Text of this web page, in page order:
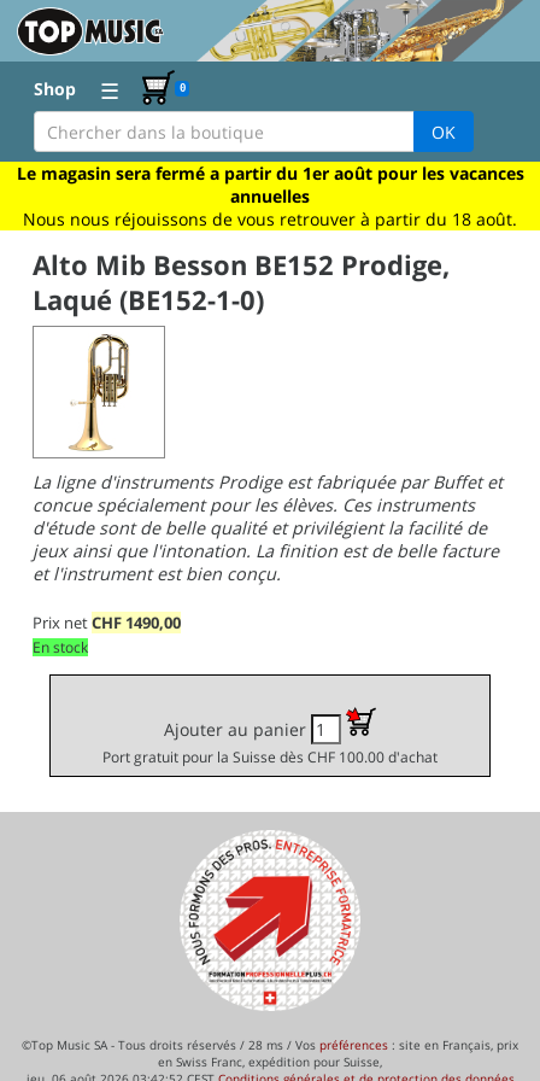
Shop ☰ 0
OK
Le magasin sera fermé a partir du 1er août pour les vacances
annuelles
Nous nous réjouissons de vous retrouver à partir du 18 août.
Alto Mib Besson BE152 Prodige,
Laqué (BE152-1-0)
La ligne d'instruments Prodige est fabriquée par Buffet et
concue spécialement pour les élèves. Ces instruments
d'étude sont de belle qualité et privilégient la facilité de
jeux ainsi que l'intonation. La finition est de belle facture
et l'instrument est bien conçu.
Prix netCHF 1490,00
En stock
Ajouter au panier
Port gratuit pour la Suisse dès CHF 100.00 d'achat
©Top Music SA - Tous droits réservés / 28 ms / Vos préférences : site en Français, prix
en Swiss Franc, expédition pour Suisse,